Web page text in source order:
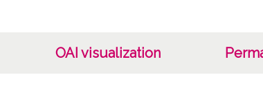
OAI visualization